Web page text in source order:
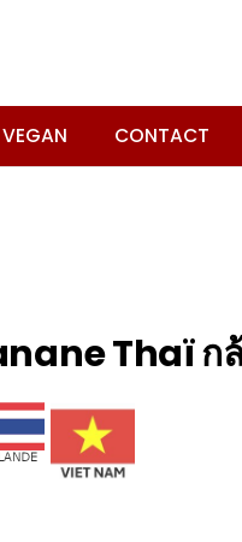
CONTACT
Thaï ก